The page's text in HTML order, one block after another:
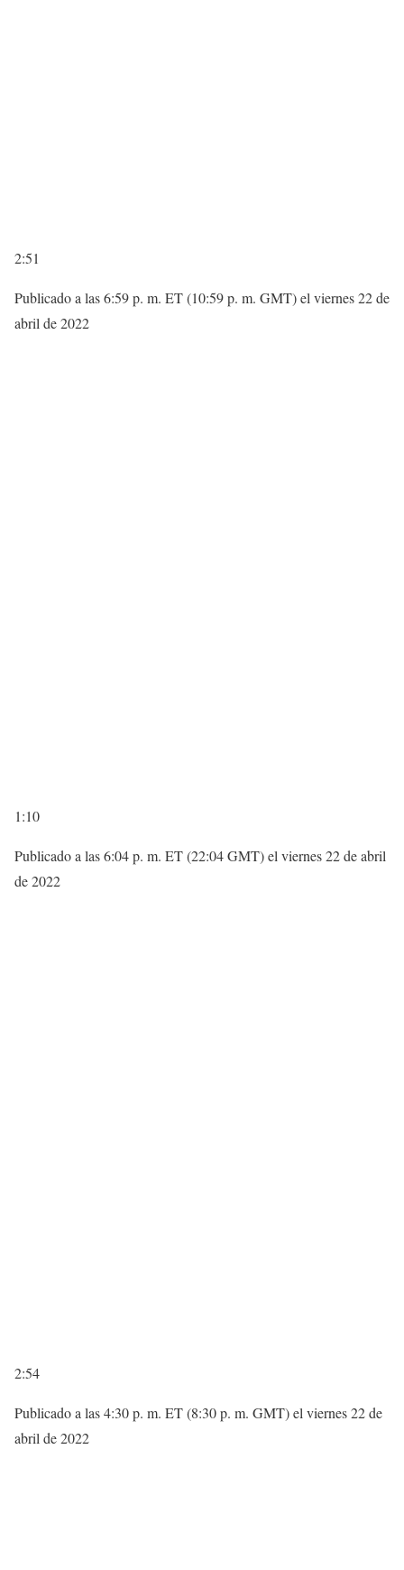
2:51
Publicado a las 6:59 p. m. ET (10:59 p. m. GMT) el viernes 22 de
abril de 2022
1:10
Publicado a las 6:04 p. m. ET (22:04 GMT) el viernes 22 de abril
de 2022
2:54
Publicado a las 4:30 p. m. ET (8:30 p. m. GMT) el viernes 22 de
abril de 2022